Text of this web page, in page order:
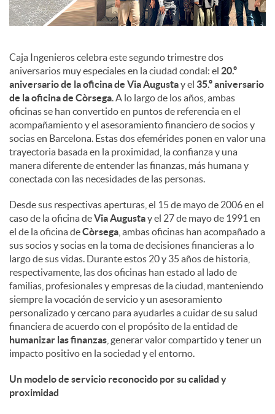
n
t
e
n
i
d
o
s
Caja Ingenieros celebra este segundo trimestre dos
aniversarios muy especiales en la ciudad condal: el 20.º
aniversario de la oficina de Via Augustay el 35.º aniversario
de la oficina de Còrsega. A lo largo de los años, ambas
oficinas se han convertido en puntos de referencia en el
acompañamiento y el asesoramiento financiero de socios y
socias en Barcelona. Estas dos efemérides ponen en valor una
trayectoria basada en la proximidad, la confianza y una
manera diferente de entender las finanzas, más humana y
conectada con las necesidades de las personas.
Desde sus respectivas aperturas, el 15 de mayo de 2006 en el
caso de la oficina deVia Augustay el 27 de mayo de 1991 en
el de la oficina deCòrsega , ambas oficinas han acompañado a
sus socios y socias en la toma de decisiones financieras a lo
largo de sus vidas. Durante estos 20 y 35 años de historia,
respectivamente, las dos oficinas han estado al lado de
familias, profesionales y empresas de la ciudad, manteniendo
siempre la vocación de servicio y un asesoramiento
personalizado y cercano para ayudarles a cuidar de su salud
financiera de acuerdo con el propósito de la entidad de
humanizar las finanzas , generar valor compartido y tener un
impacto positivo en la sociedad y el entorno.
Un modelo de servicio reconocido por su calidad y
proximidad